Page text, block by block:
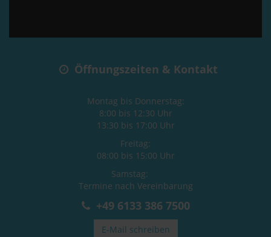
Öffnungszeiten & Kontakt
Montag bis Donnerstag:
8:00 bis 12:30 Uhr
13:30 bis 17:00 Uhr
Freitag:
08:00 bis 15:00 Uhr
Samstag:
Termine nach Vereinbarung
+49 6133 386 7500
E-Mail schreiben